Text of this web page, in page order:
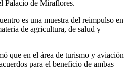
Palacio de Miraflores.
es una muestra del reimpulso en
de agricultura, de salud y
que en el área de turismo y aviación
para el beneficio de ambas